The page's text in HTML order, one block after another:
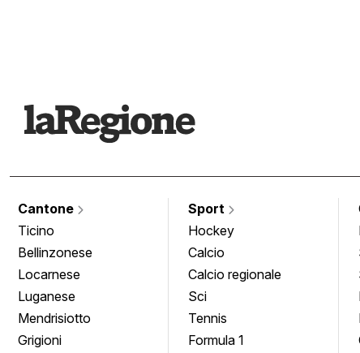
Cantone
Ticino
Bellinzonese
Locarnese
Luganese
Mendrisiotto
Grigioni
Sport
Hockey
Calcio
Calcio regionale
Sci
Tennis
Formula 1